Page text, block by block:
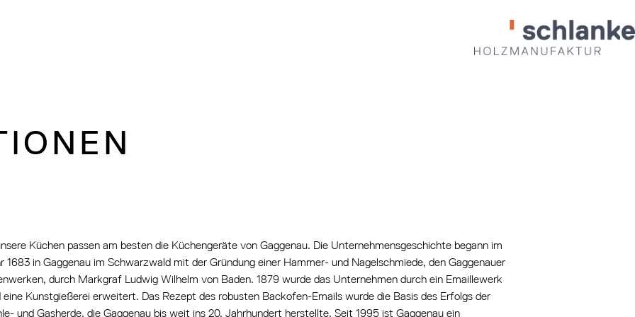
Küchen passen am besten die Küchengeräte von Gaggenau. Die Unternehmensgeschichte begann im
1683 in Gaggenau im Schwarzwald mit der Gründung einer Hammer- und Nagelschmiede, den Gaggenauer
durch Markgraf Ludwig Wilhelm von Baden. 1879 wurde das Unternehmen durch ein Emaillewerk
eine Kunstgießerei erweitert. Das Rezept des robusten Backofen-Emails wurde die Basis des Erfolgs der
und Gasherde, die Gaggenau bis weit ins 20. Jahrhundert herstellte. Seit 1995 ist Gaggenau ein